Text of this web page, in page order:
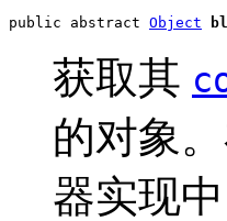
public abstract Object
获取其
的对象
器实现